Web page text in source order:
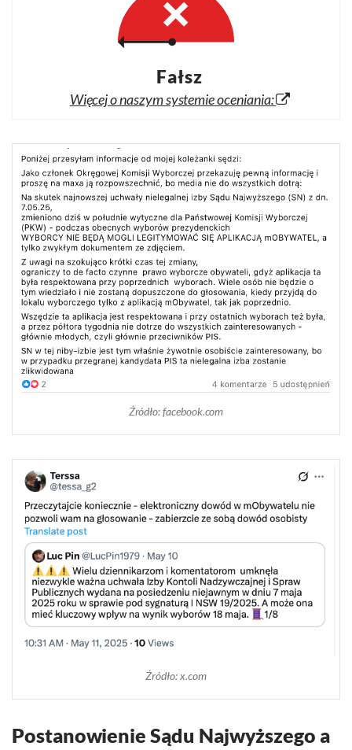
Fałsz
Więcej o naszym systemie oceniania:
Źródło: facebook.com
Źródło: x.com
Postanowienie Sądu Najwyższego a